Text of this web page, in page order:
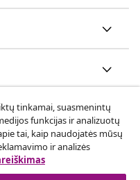
tinkamai, suasmenintų
funkcijas ir analizuotų
tai, kaip naudojatės mūsų
ir analizės